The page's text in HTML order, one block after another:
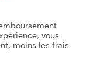
vous
moins les frais